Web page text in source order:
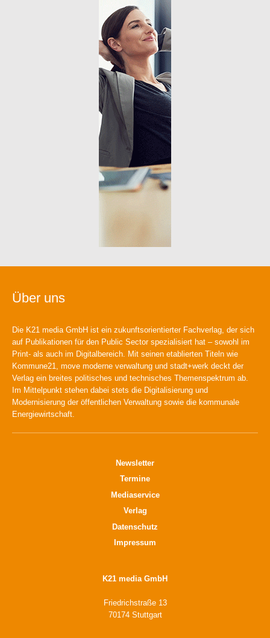
Über uns
Die K21 media GmbH ist ein zukunftsorientierter Fachverlag, der sich
auf Publikationen für den Public Sector spezialisiert hat – sowohl im
Print- als auch im Digitalbereich. Mit seinen etablierten Titeln wie
Kommune21, move moderne verwaltung und stadt+werk deckt der
Verlag ein breites politisches und technisches Themenspektrum ab.
Im Mittelpunkt stehen dabei stets die Digitalisierung und
Modernisierung der öffentlichen Verwaltung sowie die kommunale
Energiewirtschaft.
Newsletter
Termine
Mediaservice
Verlag
Datenschutz
Impressum
K21 media GmbH
Friedrichstraße 13
70174 Stuttgart